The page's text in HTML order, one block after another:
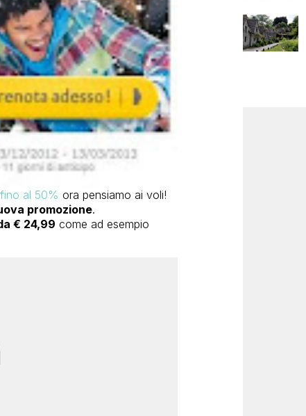
al 50% ora pensiamo ai voli!
promozione.
€ 24,99 come ad esempio